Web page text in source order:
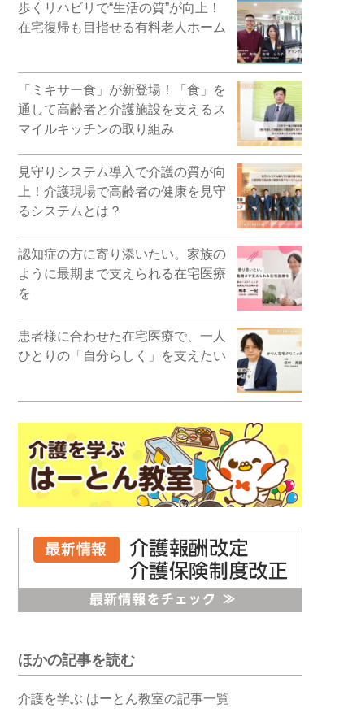
歩くリハビリで“生活の質”が向上！
在宅復帰も目指せる有料老人ホーム
「ミキサー食」が新登場！「食」を
通して高齢者と介護施設を支えるス
マイルキッチンの取り組み
見守りシステム導入で介護の質が向
上！介護現場で高齢者の健康を見守
るシステムとは？
認知症の方に寄り添いたい。家族の
ように最期まで支えられる在宅医療
を
患者様に合わせた在宅医療で、一人
ひとりの「自分らしく」を支えたい
ほかの記事を読む
介護を学ぶ はーとん教室の記事一覧